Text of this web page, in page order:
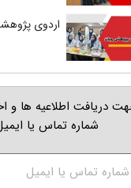
اردوی
دریافت اطلاعیه ها و
شماره تماس یا